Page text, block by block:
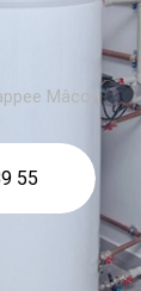
Mâcon
55